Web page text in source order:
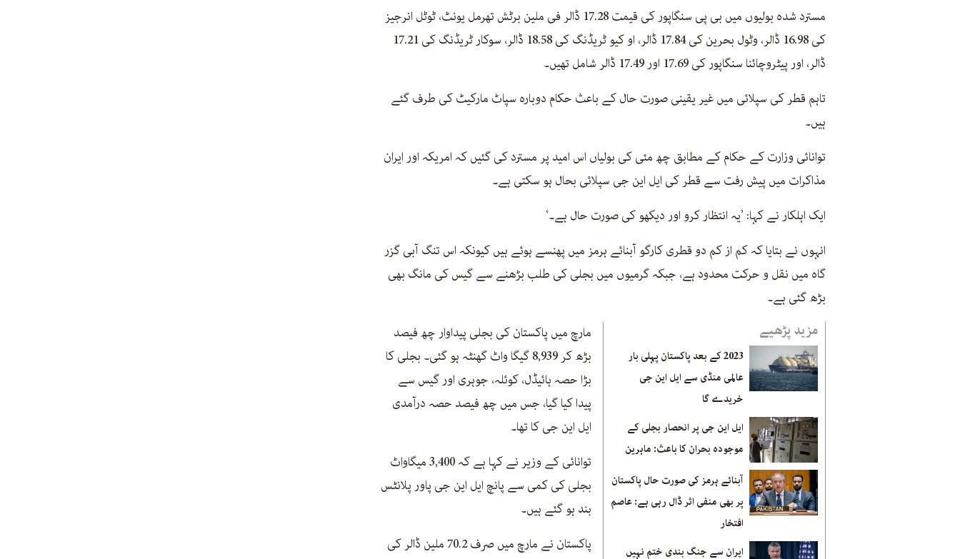
مسترد شدہ بولیوں میں بی پی سنگاپور کی قیمت 17.28 ڈالر فی ملین برٹش تھرمل یونٹ، ٹوٹل انرجیز
کی 16.98 ڈالر، وٹول بحرین کی 17.84 ڈالر، او کیو ٹریڈنگ کی 18.58 ڈالر، سوکار ٹریڈنگ کی 17.21
ڈالر، اور پیٹروچائنا سنگاپور کی 17.69 اور 17.49 ڈالر شامل تھیں۔
تاہم قطر کی سپلائی میں غیر یقینی صورت حال کے باعث حکام دوبارہ سپاٹ مارکیٹ کی طرف گئے
ہیں۔
توانائی وزارت کے حکام کے مطابق چھ مئی کی بولیاں اس امید پر مسترد کی گئیں کہ امریکہ اور ایران
مذاکرات میں پیش رفت سے قطر کی ایل این جی سپلائی بحال ہو سکتی ہے۔
ایک اہلکار نے کہا: ’یہ انتظار کرو اور دیکھو کی صورت حال ہے۔‘
انہوں نے بتایا کہ کم از کم دو قطری کارگو آبنائے ہرمز میں پھنسے ہوئے ہیں کیونکہ اس تنگ آبی گزر
گاہ میں نقل و حرکت محدود ہے، جبکہ گرمیوں میں بجلی کی طلب بڑھنے سے گیس کی مانگ بھی
بڑھ گئی ہے۔
مزید پڑھیے
2023 کے بعد پاکستان پہلی بار
عالمی منڈی سے ایل این جی
خریدے گا
ایل این جی پر انحصار بجلی کے
موجودہ بحران کا باعث: ماہرین
آبنائے ہرمز کی صورت حال پاکستان
پر بھی منفی اثر ڈال رہی ہے: عاصم
افتخار
ایران سے جنگ بندی ختم نہیں
مارچ میں پاکستان کی بجلی پیداوار چھ فیصد
بڑھ کر 8,939 گیگا واٹ گھنٹہ ہو گئی۔ بجلی کا
بڑا حصہ ہائیڈل، کوئلہ، جوہری اور گیس سے
پیدا کیا گیا، جس میں چھ فیصد حصہ درآمدی
ایل این جی کا تھا۔
توانائی کے وزیر نے کہا ہے کہ 3,400 میگاواٹ
بجلی کی کمی سے پانچ ایل این جی پاور پلانٹس
بند ہو گئے ہیں۔
پاکستان نے مارچ میں صرف 70.2 ملین ڈالر کی